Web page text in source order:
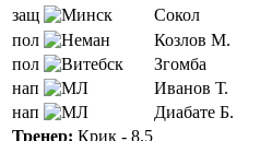
защ
Сокол
пол
Козлов М.
пол
Згомба
нап
Иванов Т.
нап
Диабате Б.
Тренер: Крик - 8.5